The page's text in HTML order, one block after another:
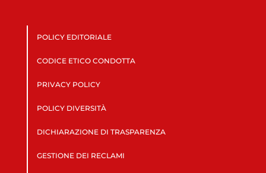
POLICY EDITORIALE
CODICE ETICO CONDOTTA
PRIVACY POLICY
POLICY DIVERSITÀ
DICHIARAZIONE DI TRASPARENZA
GESTIONE DEI RECLAMI